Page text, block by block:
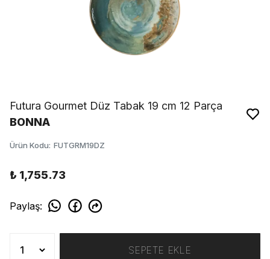
Futura Gourmet Düz Tabak 19 cm 12 Parça
BONNA
Ürün Kodu: FUTGRM19DZ
₺ 1,755.73
Paylaş:
SEPETE EKLE